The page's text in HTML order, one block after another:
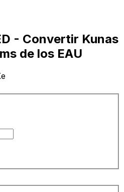
- Convertir Kunas
de los EAU